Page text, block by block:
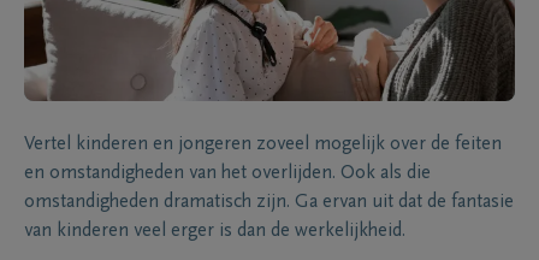
Vertel kinderen en jongeren zoveel mogelijk over de feiten
en omstandigheden van het overlijden. Ook als die
omstandigheden dramatisch zijn. Ga ervan uit dat de fantasie
van kinderen veel erger is dan de werkelijkheid.